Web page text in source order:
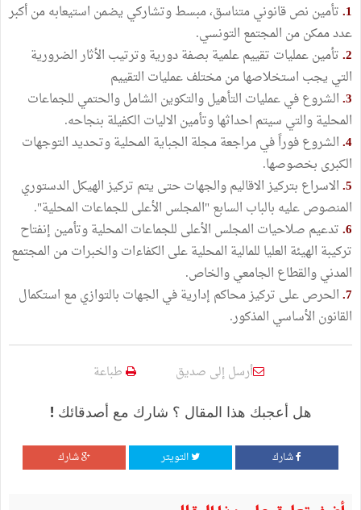
1. تأمين نص قانوني متناسق، مبسط وتشاركي يضمن استيعابه من أكبر
عدد ممكن من المجتمع التونسي.
2. تأمين عمليات تقييم علمية بصفة دورية وترتيب الأثار الضرورية
التي يجب استخلاصها من مختلف عمليات التقييم
3. الشروع في عمليات التأهيل والتكوين الشامل والحتمي للجماعات
المحلية والتي سيتم احداثها وتأمين الاليات الكفيلة بنجاحه.
4. الشروع فوراً في مراجعة مجلة الجباية المحلية وتحديد التوجهات
الكبرى بخصوصها.
5. الاسراع بتركيز الاقاليم والجهات حتى يتم تركيز الهيكل الدستوري
المنصوص عليه بالباب السابع "المجلس الأعلى للجماعات المحلية".
6. تدعيم صلاحيات المجلس الأعلى للجماعات المحلية وتأمين إنفتاح
تركيبة الهيئة العليا للمالية المحلية على الكفاءات والخبرات من المجتمع
المدني والقطاع الجامعي والخاص.
7. الحرص على تركيز محاكم إدارية في الجهات بالتوازي مع استكمال
القانون الأساسي المذكور.
أرسل إلى صديق طباعة
هل أعجبك هذا المقال ؟ شارك مع أصدقائك !
شارك التويتر شارك